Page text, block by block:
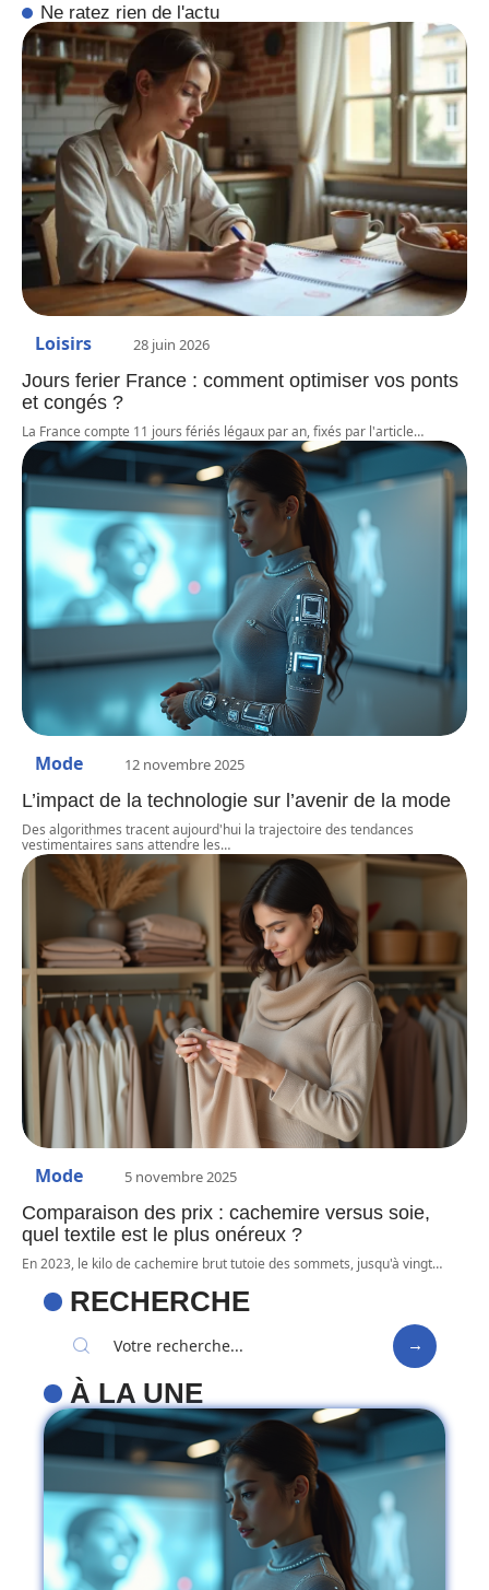
Ne ratez rien de l'actu
Loisirs 28 juin 2026
Jours ferier France : comment optimiser vos ponts
et congés ?
La France compte 11 jours fériés légaux par an, fixés par l'article…
Mode 12 novembre 2025
L’impact de la technologie sur l’avenir de la mode
Des algorithmes tracent aujourd'hui la trajectoire des tendances
vestimentaires sans attendre les…
Mode 5 novembre 2025
Comparaison des prix : cachemire versus soie,
quel textile est le plus onéreux ?
En 2023, le kilo de cachemire brut tutoie des sommets, jusqu'à vingt…
RECHERCHE
À LA UNE